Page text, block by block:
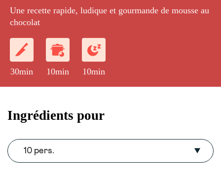
Une recette rapide, ludique et gourmande de mousse au
chocolat
30min 10min 10min
Ingrédients pour
10 pers.